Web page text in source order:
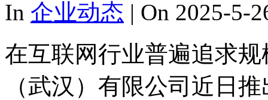
In 企业动态 | On 2025-5-
在互联网行业普遍追求
（武汉）有限公司近日